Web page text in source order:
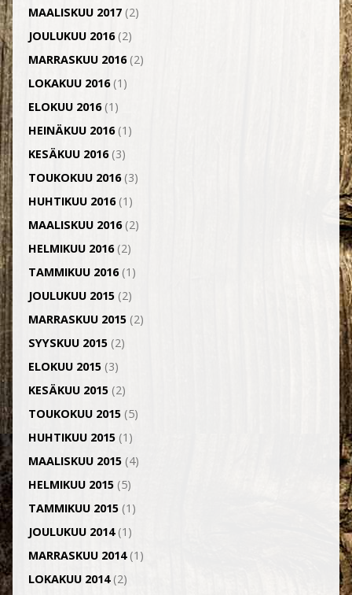
MAALISKUU 2017(2)
JOULUKUU 2016(2)
MARRASKUU 2016(2)
LOKAKUU 2016(1)
ELOKUU 2016(1)
HEINÄKUU 2016(1)
KESÄKUU 2016(3)
TOUKOKUU 2016(3)
HUHTIKUU 2016(1)
MAALISKUU 2016(2)
HELMIKUU 2016(2)
TAMMIKUU 2016(1)
JOULUKUU 2015(2)
MARRASKUU 2015(2)
SYYSKUU 2015(2)
ELOKUU 2015(3)
KESÄKUU 2015(2)
TOUKOKUU 2015(5)
HUHTIKUU 2015(1)
MAALISKUU 2015(4)
HELMIKUU 2015(5)
TAMMIKUU 2015(1)
JOULUKUU 2014(1)
MARRASKUU 2014(1)
LOKAKUU 2014(2)